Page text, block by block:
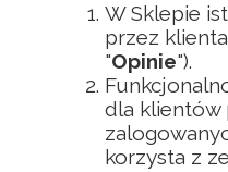
W Sklepie
przez
"Opinie").
dla klientów
korzysta z